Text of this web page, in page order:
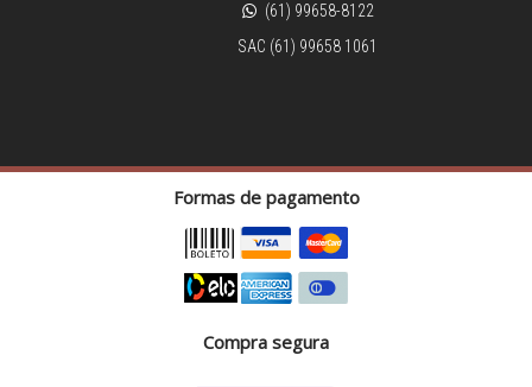
(61) 99658-8122
SAC (61) 99658 1061
Formas de pagamento
Compra segura